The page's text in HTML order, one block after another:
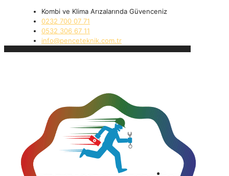
Kombi ve Klima Arızalarında Güvenceniz
0232 700 07 71
0532 306 67 11
info@penceteknik.com.tr